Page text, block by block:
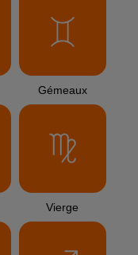
Gémeaux
Vierge